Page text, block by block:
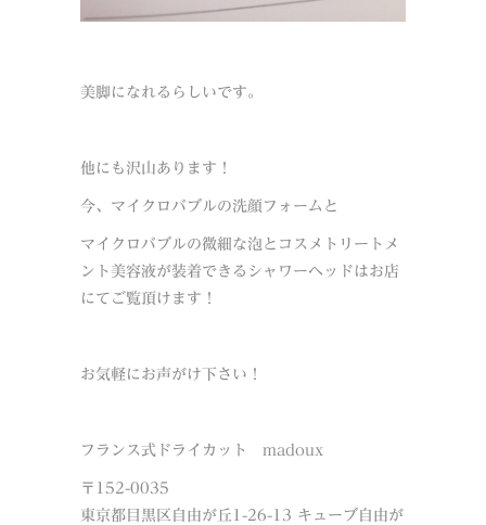
美脚になれるらしいです。
他にも沢山あります！
今、マイクロバブルの洗顔フォームと
マイクロバブルの微細な泡とコスメトリートメ
ント美容液が装着できるシャワーヘッドはお店
にてご覧頂けます！
お気軽にお声がけ下さい！
フランス式ドライカット madoux
〒152-0035
東京都目黒区自由が丘1-26-13 キューブ自由が